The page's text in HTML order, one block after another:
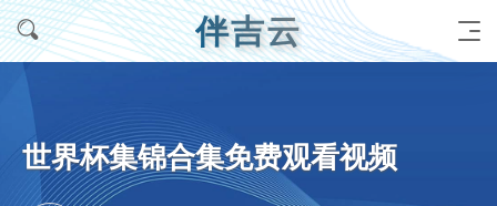
伴吉云
世界杯集锦合集免费观看视频